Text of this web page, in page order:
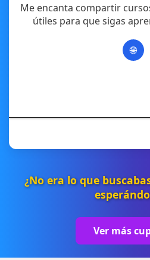
Me encanta compartir
útiles para que sigas
🌐
¿No era lo que
Ver más